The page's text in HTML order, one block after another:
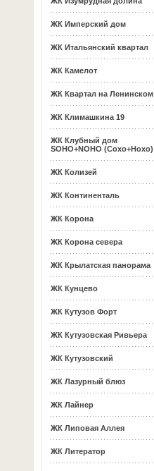
ЖК Имперский дом
ЖК Итальянский квартал
ЖК Камелот
ЖК Квартал на Ленинском
ЖК Климашкина 19
ЖК Клубный дом
SOHO+NOHO (Сохо+Нохо)
ЖК Колизей
ЖК Континенталь
ЖК Корона
ЖК Корона севера
ЖК Крылатская панорама
ЖК Кунцево
ЖК Кутузов Форт
ЖК Кутузовская Ривьера
ЖК Кутузовский
ЖК Лазурный блюз
ЖК Лайнер
ЖК Липовая Аллея
ЖК Литератор